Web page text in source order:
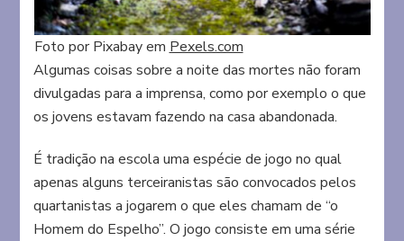
Foto por Pixabay em Pexels.com
Algumas coisas sobre a noite das mortes não foram
divulgadas para a imprensa, como por exemplo o que
os jovens estavam fazendo na casa abandonada.
É tradição na escola uma espécie de jogo no qual
apenas alguns terceiranistas são convocados pelos
quartanistas a jogarem o que eles chamam de “o
Homem do Espelho”. O jogo consiste em uma série